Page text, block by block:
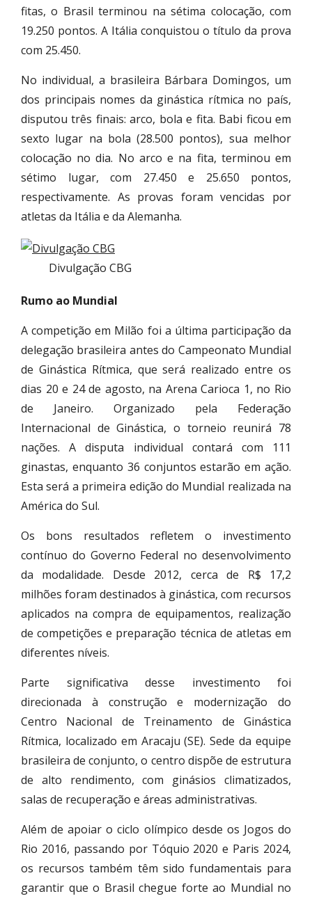
fitas, o Brasil terminou na sétima colocação, com
19.250 pontos. A Itália conquistou o título da prova
com 25.450.
No individual, a brasileira Bárbara Domingos, um
dos principais nomes da ginástica rítmica no país,
disputou três finais: arco, bola e fita. Babi ficou em
sexto lugar na bola (28.500 pontos), sua melhor
colocação no dia. No arco e na fita, terminou em
sétimo lugar, com 27.450 e 25.650 pontos,
respectivamente. As provas foram vencidas por
atletas da Itália e da Alemanha.
Divulgação CBG
Rumo ao Mundial
A competição em Milão foi a última participação da
delegação brasileira antes do Campeonato Mundial
de Ginástica Rítmica, que será realizado entre os
dias 20 e 24 de agosto, na Arena Carioca 1, no Rio
de Janeiro. Organizado pela Federação
Internacional de Ginástica, o torneio reunirá 78
nações. A disputa individual contará com 111
ginastas, enquanto 36 conjuntos estarão em ação.
Esta será a primeira edição do Mundial realizada na
América do Sul.
Os bons resultados refletem o investimento
contínuo do Governo Federal no desenvolvimento
da modalidade. Desde 2012, cerca de R$ 17,2
milhões foram destinados à ginástica, com recursos
aplicados na compra de equipamentos, realização
de competições e preparação técnica de atletas em
diferentes níveis.
Parte significativa desse investimento foi
direcionada à construção e modernização do
Centro Nacional de Treinamento de Ginástica
Rítmica, localizado em Aracaju (SE). Sede da equipe
brasileira de conjunto, o centro dispõe de estrutura
de alto rendimento, com ginásios climatizados,
salas de recuperação e áreas administrativas.
Além de apoiar o ciclo olímpico desde os Jogos do
Rio 2016, passando por Tóquio 2020 e Paris 2024,
os recursos também têm sido fundamentais para
garantir que o Brasil chegue forte ao Mundial no